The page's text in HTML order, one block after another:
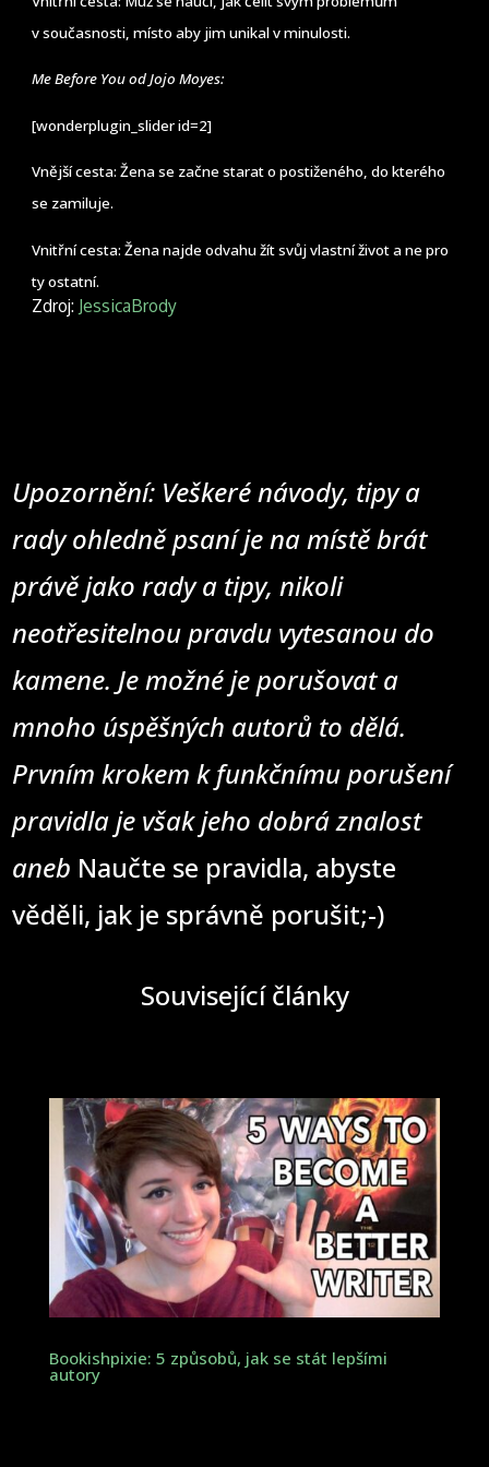
v současnosti, místo aby jim unikal v minulosti.
Me Before You od Jojo Moyes:
[wonderplugin_slider id=2]
Vnější cesta: Žena se začne starat o postiženého, do kterého
se zamiluje.
Vnitřní cesta: Žena najde odvahu žít svůj vlastní život a ne pro
ty ostatní.
Zdroj: JessicaBrody
Upozornění: Veškeré návody, tipy a
rady ohledně psaní je na místě brát
právě jako rady a tipy, nikoli
neotřesitelnou pravdu vytesanou do
kamene. Je možné je porušovat a
mnoho úspěšných autorů to dělá.
Prvním krokem k funkčnímu porušení
pravidla je však jeho dobrá znalost
aneb Naučte se pravidla, abyste
věděli, jak je správně porušit;-)
Související články
Bookishpixie: 5 způsobů, jak se stát lepšími
autory